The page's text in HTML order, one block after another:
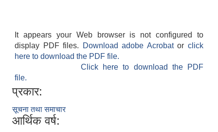
It appears your Web browser is not configured to
display PDF files.
Download adobe Acrobatorclick
here to download the PDF file.
Click here to download the PDF
file.
प्रकार:
सूचना तथा समाचार
आर्थिक वर्ष: